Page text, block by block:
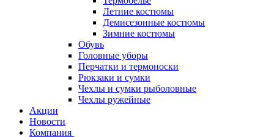
Летние костюмы
Демисезонные костюмы
Зимние костюмы
Обувь
Головные уборы
Перчатки и термоноски
Рюкзаки и сумки
Чехлы и сумки рыболовные
Чехлы ружейные
Акции
Новости
Компания